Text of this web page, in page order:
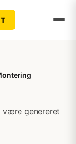
være genereret